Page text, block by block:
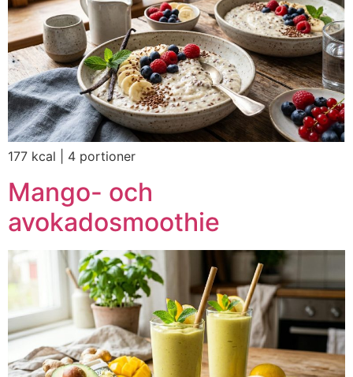
177 kcal | 4 portioner
Mango- och
avokadosmoothie